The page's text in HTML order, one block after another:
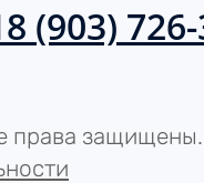
8 (903)
права защищены.